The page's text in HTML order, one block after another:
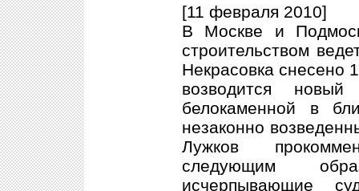
[11 февраля 2010]
В Москве и
строительством
Некрасовка снесено
возводится
белокаменной в
незаконно
Лужков
следующим
исчерпывающие